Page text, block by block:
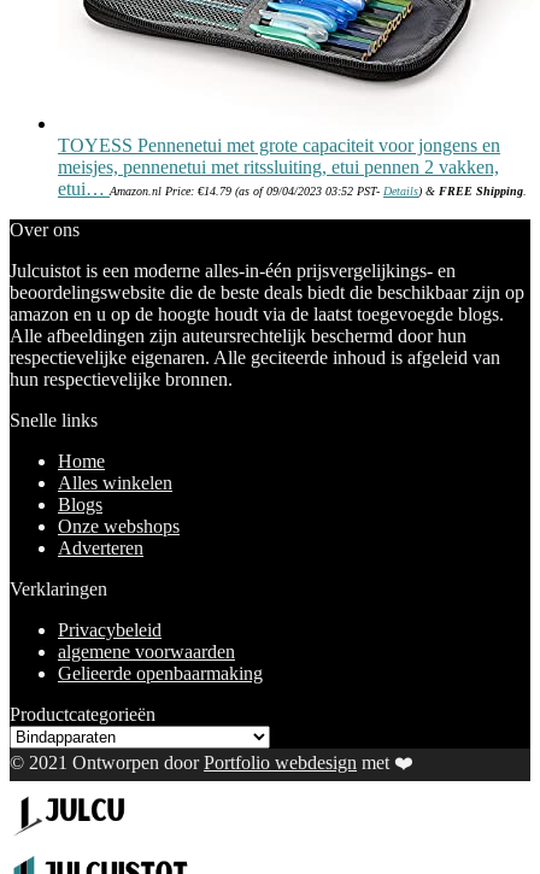
TOYESS Pennenetui met grote capaciteit voor jongens en
meisjes, pennenetui met ritssluiting, etui pennen 2 vakken,
etui… Amazon.nl Price: €14.79 (as of 09/04/2023 03:52 PST- Details) & FREE Shipping
Over ons
Julcuistot is een moderne alles-in-één prijsvergelijkings- en
beoordelingswebsite die de beste deals biedt die beschikbaar zijn op
amazon en u op de hoogte houdt via de laatst toegevoegde blogs.
Alle afbeeldingen zijn auteursrechtelijk beschermd door hun
respectievelijke eigenaren. Alle geciteerde inhoud is afgeleid van
hun respectievelijke bronnen.
Snelle links
Home
Alles winkelen
Blogs
Onze webshops
Adverteren
Verklaringen
Privacybeleid
algemene voorwaarden
Gelieerde openbaarmaking
Productcategorieën
© 2021 Ontworpen doorPortfolio webdesign met ❤️